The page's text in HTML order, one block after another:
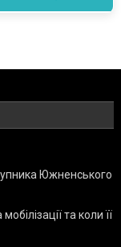
Южненського
та коли її